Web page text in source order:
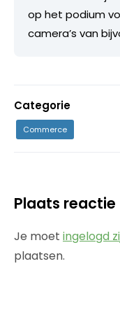
op het podium
camera’s van
Categorie
Commerce
Plaats reactie
Je moet ingelogd
plaatsen.